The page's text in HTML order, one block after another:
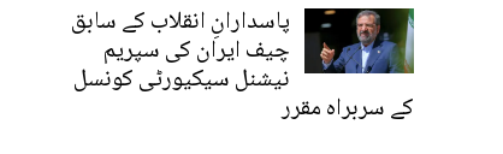
پاسدارانِ انقلاب کے سابق
چیف ایران کی سپریم
نیشنل سیکیورٹی کونسل
کے سربراہ مقرر